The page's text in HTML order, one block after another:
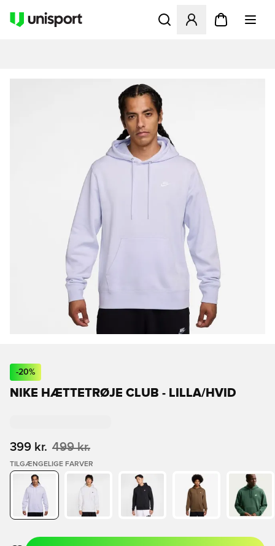
Åbner en Modal til at
-20%
NIKE HÆTTETRØJE CLUB - LILLA/HVID
399 kr. 499 kr.
TILGÆNGELIGE FARVER